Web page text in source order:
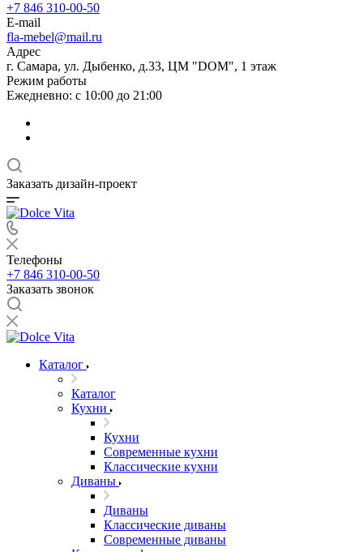
+7 846 310-00-50
E-mail
fla-mebel@mail.ru
Адрес
г. Самара, ул. Дыбенко, д.33, ЦМ "DOM", 1 этаж
Режим работы
Ежедневно: с 10:00 до 21:00
Заказать дизайн-проект
Телефоны
+7 846 310-00-50
Заказать звонок
Каталог
Каталог
Кухни
Кухни
Современные кухни
Классические кухни
Диваны
Диваны
Классические диваны
Современные диваны